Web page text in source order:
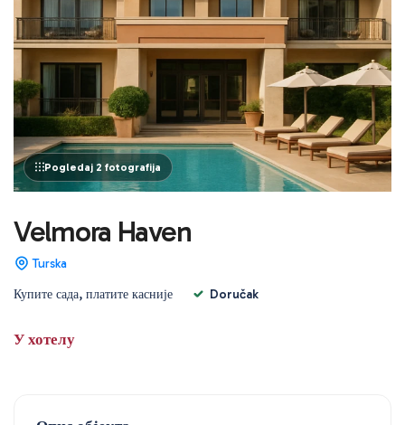
Pogledaj 2 fotografija
Velmora Haven
Turska
Купите сада, платите касније
Doručak
У хотелу